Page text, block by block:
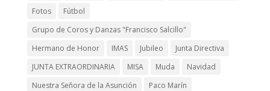
Fotos
Fútbol
Grupo de Coros y Danzas "Francisco Salcillo"
Hermano de Honor
IMAS Jubileo
Junta Directiva
JUNTA EXTRAORDINARIA
MISA Muda
Navidad
Nuestra Señora de la Asunción
Paco Marín